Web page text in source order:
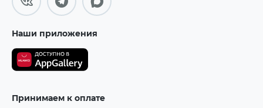
Наши приложения
Принимаем к оплате